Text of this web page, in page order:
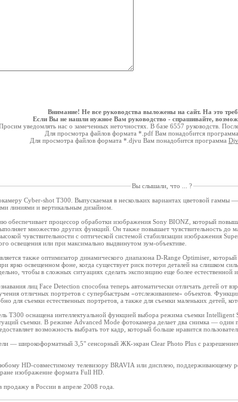
Внимание! Не все руководства выложены на сайт. На это
Если Вы не нашли нужное Вам руководство - спрашивайте,
уведомлять нас о замеченных неточностях. В базе 6557 руководств.
Для просмотра файлов формата *.pdf Вам понадобится программа
Для просмотра файлов формата *.djvu Вам понадобится программа
Вы слышали, что ... ?
Cyber-shot T300. Выпускаемая в нескольких вариантах цветовой
линиями и вертикальным дизайном.
обеспечивает процессор обработки изображения Sony BIONZ, который
множество других функций. Он также повышает чувствительность
чувствительности с оптической системой стабилизации изображения
освещения или при максимально выдвинутом зум-объективе.
также оптимизатор динамического диапазона D-Range Optimiser, который
ярко освещенном фоне, когда существует риск потери деталей на слишком
чтобы в сложных ситуациях сделать экспозицию еще более естественной
лиц Face Detection способна теперь автоматически отличать детей от
отличных портретов с супербыстрым «отслеживанием» объектов.
для съемки естественных портретов, а также для съемки маленьких детей,
T300 оснащена интеллектуальной функцией выбора режима съемки Intelligent
съемки. В режиме Advanced Mode фотокамера делает два снимка — один
возможность выбрать тот кадр, который больше нравится
— широкоформатный 3,5" сенсорный ЖК-экран Clear Photo Plus с
HD-совместимому телевизору BRAVIA или дисплею, поддерживающему
изображение формата Full HD.
в России в апреле 2008 года.